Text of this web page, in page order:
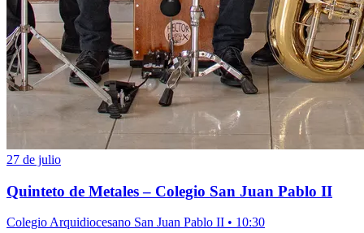
27 de julio
Quinteto de Metales – Colegio San Juan Pablo II
Colegio Arquidiocesano San Juan Pablo II • 10:30